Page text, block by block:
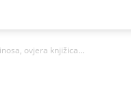
ovjera knjižica...